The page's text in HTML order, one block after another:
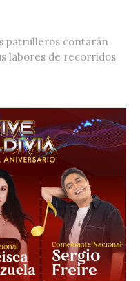
patrulleros contarán
labores de recorridos